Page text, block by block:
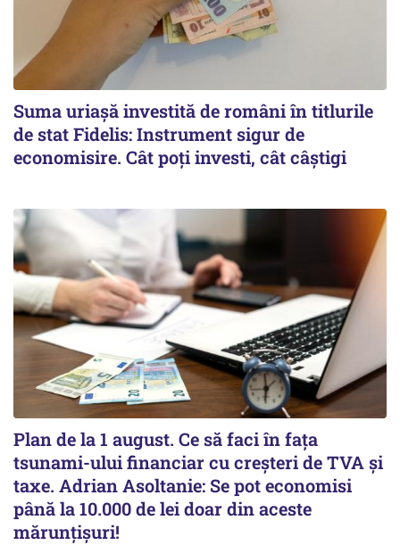
Suma uriașă investită de români în titlurile
de stat Fidelis: Instrument sigur de
economisire. Cât poți investi, cât câștigi
Plan de la 1 august. Ce să faci în fața
tsunami-ului financiar cu creșteri de TVA și
taxe. Adrian Asoltanie: Se pot economisi
până la 10.000 de lei doar din aceste
mărunțișuri!